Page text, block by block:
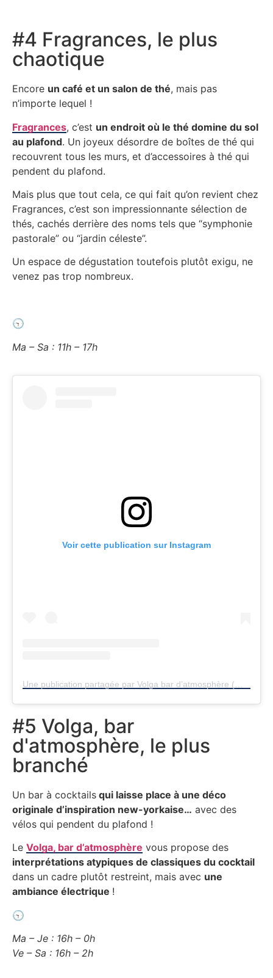
#4 Fragrances, le plus
chaotique
Encore un café et un salon de thé, mais pas
n’importe lequel !
Fragrances, c’est un endroit où le thé domine du sol
au plafond. Un joyeux désordre de boîtes de thé qui
recouvrent tous les murs, et d’accessoires à thé qui
pendent du plafond.
Mais plus que tout cela, ce qui fait qu’on revient chez
Fragrances, c’est son impressionnante sélection de
thés, cachés derrière des noms tels que “symphonie
pastorale” ou “jardin céleste”.
Un espace de dégustation toutefois plutôt exigu, ne
venez pas trop nombreux.
🕤
Ma – Sa : 11h – 17h
#5 Volga, bar
d'atmosphère, le plus
branché
Un bar à cocktails qui laisse place à une déco
originale d’inspiration new-yorkaise… avec des
vélos qui pendent du plafond !
Le Volga, bar d’atmosphère vous propose des
interprétations atypiques de classiques du cocktail
dans un cadre plutôt restreint, mais avec une
ambiance électrique !
🕤
Ma – Je : 16h – 0h
Ve – Sa : 16h – 2h
Voir cette publication sur Instagram